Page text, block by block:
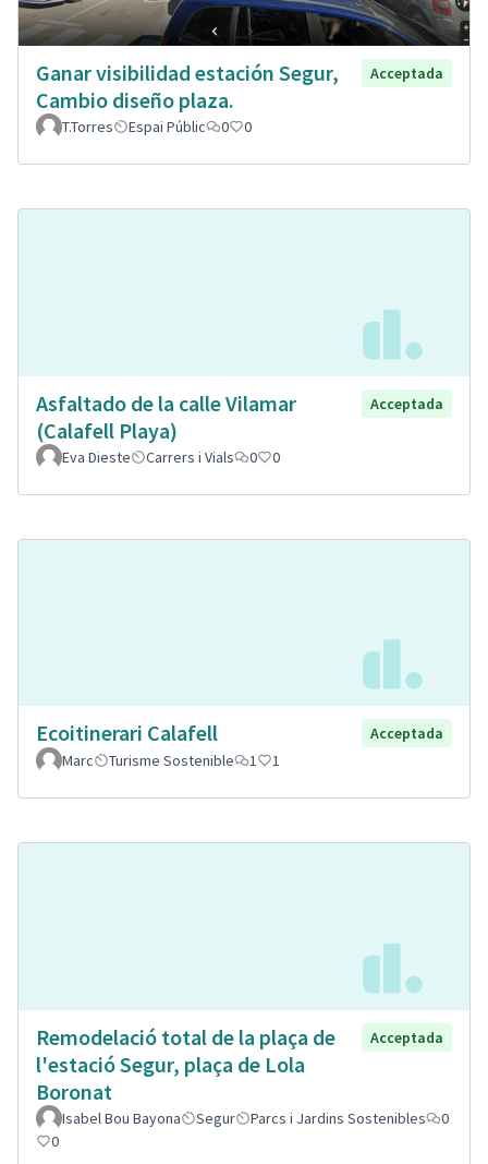
Ganar visibilidad estación Segur,
Cambio diseño plaza.
Acceptada
T.Torres Espai Públic 0 0
Asfaltado de la calle Vilamar
(Calafell Playa)
Acceptada
Eva Dieste Carrers i Vials 0 0
Ecoitinerari Calafell
Acceptada
Marc
Turisme Sostenible 1 1
Remodelació total de la plaça de
l'estació Segur, plaça de Lola
Boronat
Acceptada
Isabel Bou Bayona Segur Parcs i Jardins Sostenibles
0
0